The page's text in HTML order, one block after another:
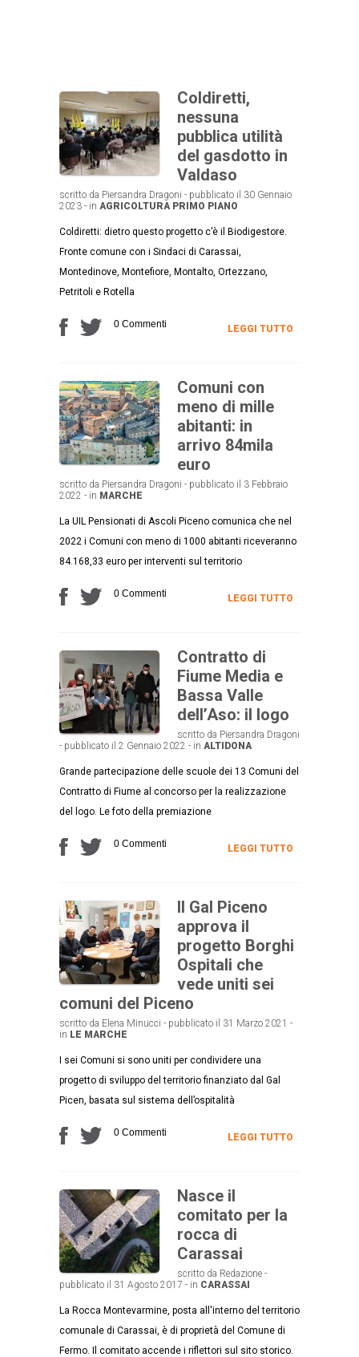
Coldiretti,
nessuna
pubblica utilità
del gasdotto in
Valdaso
scritto da Piersandra Dragoni - pubblicato il 30 Gennaio
2023 - in AGRICOLTURA PRIMO PIANO
Coldiretti: dietro questo progetto c’è il Biodigestore.
Fronte comune con i Sindaci di Carassai,
Montedinove, Montefiore, Montalto, Ortezzano,
Petritoli e Rotella
0 Commenti LEGGI TUTTO
Comuni con
meno di mille
abitanti: in
arrivo 84mila
euro
scritto da Piersandra Dragoni - pubblicato il 3 Febbraio
2022 - in MARCHE
La UIL Pensionati di Ascoli Piceno comunica che nel
2022 i Comuni con meno di 1000 abitanti riceveranno
84.168,33 euro per interventi sul territorio
0 Commenti LEGGI TUTTO
Contratto di
Fiume Media e
Bassa Valle
dell’Aso: il logo
scritto da Piersandra Dragoni
- pubblicato il 2 Gennaio 2022 - in ALTIDONA
Grande partecipazione delle scuole dei 13 Comuni del
Contratto di Fiume al concorso per la realizzazione
del logo. Le foto della premiazione
0 Commenti LEGGI TUTTO
Il Gal Piceno
approva il
progetto Borghi
Ospitali che
vede uniti sei
comuni del Piceno
scritto da Elena Minucci - pubblicato il 31 Marzo 2021 -
in LE MARCHE
I sei Comuni si sono uniti per condividere una
progetto di sviluppo del territorio finanziato dal Gal
Picen, basata sul sistema dell’ospitalità
0 Commenti LEGGI TUTTO
Nasce il
comitato per la
rocca di
Carassai
scritto da Redazione -
pubblicato il 31 Agosto 2017 - in CARASSAI
La Rocca Montevarmine, posta all'interno del territorio
comunale di Carassai, è di proprietà del Comune di
Fermo. Il comitato accende i riflettori sul sito storico.